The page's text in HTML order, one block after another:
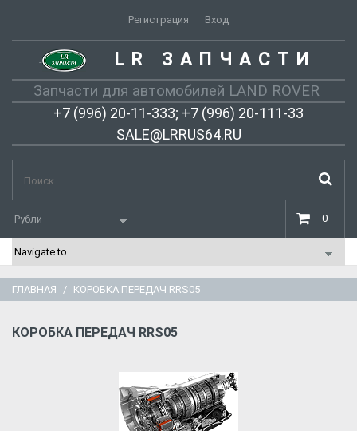
Регистрация Вход
- LR ЗАПЧАСТИ
Запчасти для автомобилей LAND ROVER
+7 (996) 20-11-333; +7 (996) 20-111-33
SALE@LRRUS64.RU
0
ГЛАВНАЯ КОРОБКА ПЕРЕДАЧ RRS05
КОРОБКА ПЕРЕДАЧ RRS05